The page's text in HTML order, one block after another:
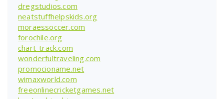
dregstudios.com
neatstuffhelpskids.org
moraessoccer.com
forochile.org
chart-track.com
wonderfultraveling.com
promocioname.net
wimaxworld.com
freeonlinecricketgames.net